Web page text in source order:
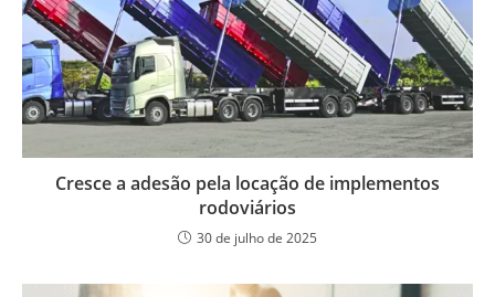
Cresce a adesão pela locação de implementos
rodoviários
30 de julho de 2025